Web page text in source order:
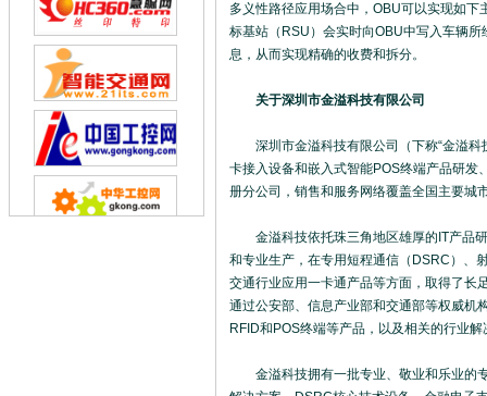
多义性路径应用场合中，OBU可以实现如
标基站（RSU）会实时向OBU中写入车辆
息，从而实现精确的收费和拆分。
关于深圳市金溢科技有限公司
深圳市金溢科技有限公司（下称“金溢科
卡接入设备和嵌入式智能POS终端产品研发
册分公司，销售和服务网络覆盖全国主要城
金溢科技依托珠三角地区雄厚的IT产品研
和专业生产，在专用短程通信（DSRC）、
交通行业应用一卡通产品等方面，取得了长
通过公安部、信息产业部和交通部等权威机
RFID和POS终端等产品，以及相关的行业
金溢科技拥有一批专业、敬业和乐业的专